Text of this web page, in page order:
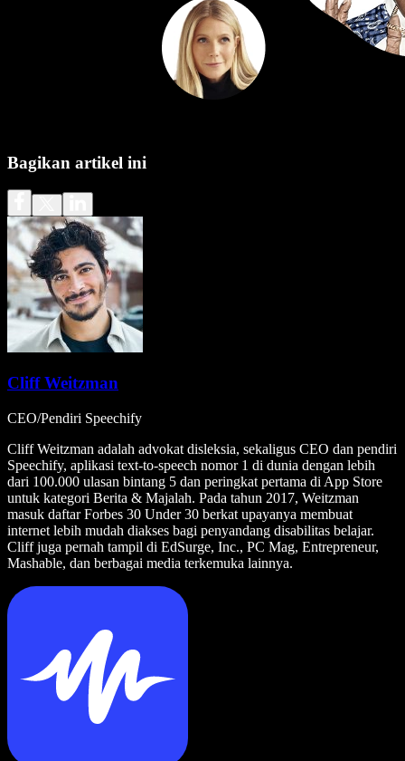
Bagikan artikel ini
Cliff Weitzman
CEO/Pendiri Speechify
Cliff Weitzman adalah advokat disleksia, sekaligus CEO dan pendiri
Speechify, aplikasi text-to-speech nomor 1 di dunia dengan lebih
dari 100.000 ulasan bintang 5 dan peringkat pertama di App Store
untuk kategori Berita & Majalah. Pada tahun 2017, Weitzman
masuk daftar Forbes 30 Under 30 berkat upayanya membuat
internet lebih mudah diakses bagi penyandang disabilitas belajar.
Cliff juga pernah tampil di EdSurge, Inc., PC Mag, Entrepreneur,
Mashable, dan berbagai media terkemuka lainnya.